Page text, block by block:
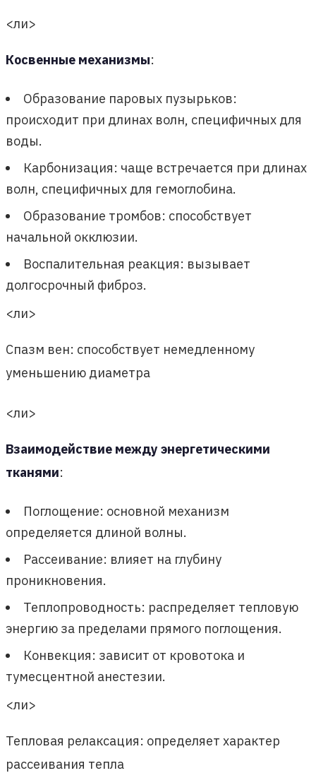
<ли>
Косвенные механизмы:
Образование паровых пузырьков:
происходит при длинах волн, специфичных для
воды.
Карбонизация: чаще встречается при длинах
волн, специфичных для гемоглобина.
Образование тромбов: способствует
начальной окклюзии.
Воспалительная реакция: вызывает
долгосрочный фиброз.
<ли>
Спазм вен: способствует немедленному
уменьшению диаметра
<ли>
Взаимодействие между энергетическими
тканями:
Поглощение: основной механизм
определяется длиной волны.
Рассеивание: влияет на глубину
проникновения.
Теплопроводность: распределяет тепловую
энергию за пределами прямого поглощения.
Конвекция: зависит от кровотока и
тумесцентной анестезии.
<ли>
Тепловая релаксация: определяет характер
рассеивания тепла